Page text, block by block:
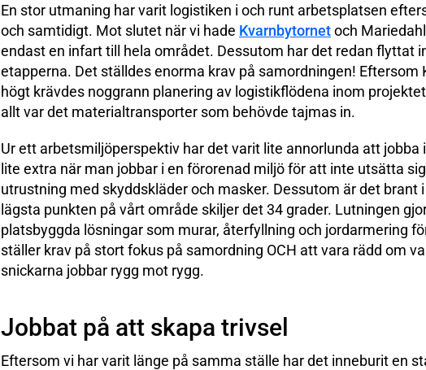
En stor utmaning har varit logistiken i och runt arbetsplatsen
och samtidigt. Mot slutet när vi hade Kvarnbytornetoch
endast en infart till hela området. Dessutom har det redan flyttat
etapperna. Det ställdes enorma krav på samordningen! Eftersom
högt krävdes noggrann planering av logistikflödena inom
allt var det materialtransporter som behövde tajmas in.
Ur ett arbetsmiljöperspektiv har det varit lite annorlunda att jobba
lite extra när man jobbar i en förorenad miljö för att inte utsätta
utrustning med skyddskläder och masker. Dessutom är det brant
lägsta punkten på vårt område skiljer det 34 grader. Lutningen
platsbyggda lösningar som murar, återfyllning och jordarmering
ställer krav på stort fokus på samordning OCH att vara rädd om
snickarna jobbar rygg mot rygg.
Jobbat på att skapa trivsel
Eftersom vi har varit länge på samma ställe har det inneburit en